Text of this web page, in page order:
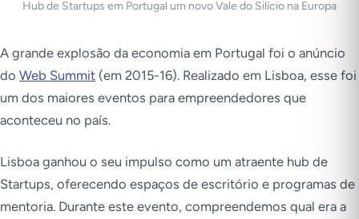
Hub de Startups em Portugal um novo Vale do Silício na Europa
A grande explosão da economia em Portugal foi o anúncio
do Web Summit (em 2015-16). Realizado em Lisboa, esse foi
um dos maiores eventos para empreendedores que
aconteceu no país.
Lisboa ganhou o seu impulso como um atraente hub de
Startups, oferecendo espaços de escritório e programas de
mentoria. Durante este evento, compreendemos qual era a